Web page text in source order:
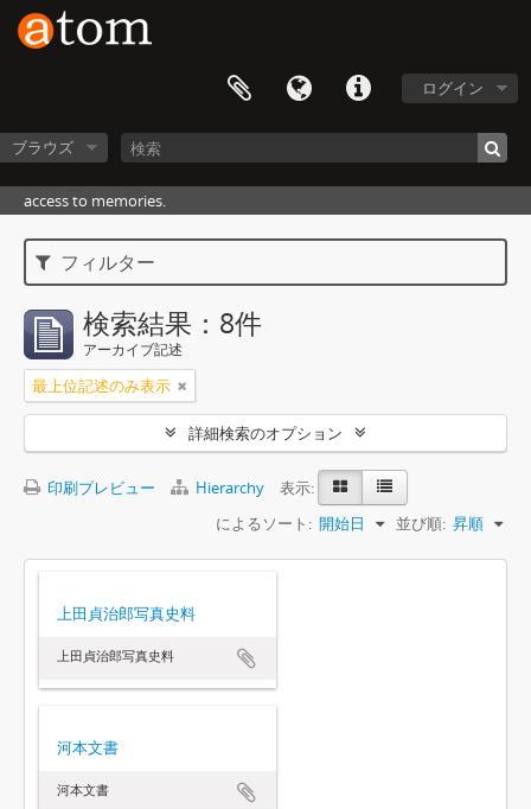
ログイン
ブラウズ
access to memories.
フィルター
検索結果：8件
アーカイブ記述
最上位記述のみ表示
詳細検索のオプション
印刷プレビュー Hierarchy
表示:
によるソート: 開始日 並び順: 昇順
上田貞治郎写真史料
上田貞治郎写真史料
河本文書
河本文書